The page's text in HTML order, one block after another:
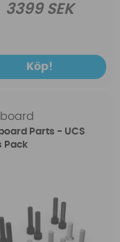
3399 SEK
Köp!
Parts - UCS
Pack